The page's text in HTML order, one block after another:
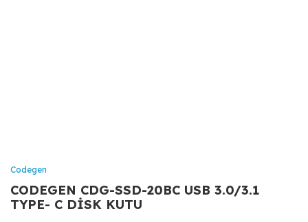
Codegen
CODEGEN CDG-SSD-20BC USB 3.0/3.1
TYPE- C DİSK KUTU